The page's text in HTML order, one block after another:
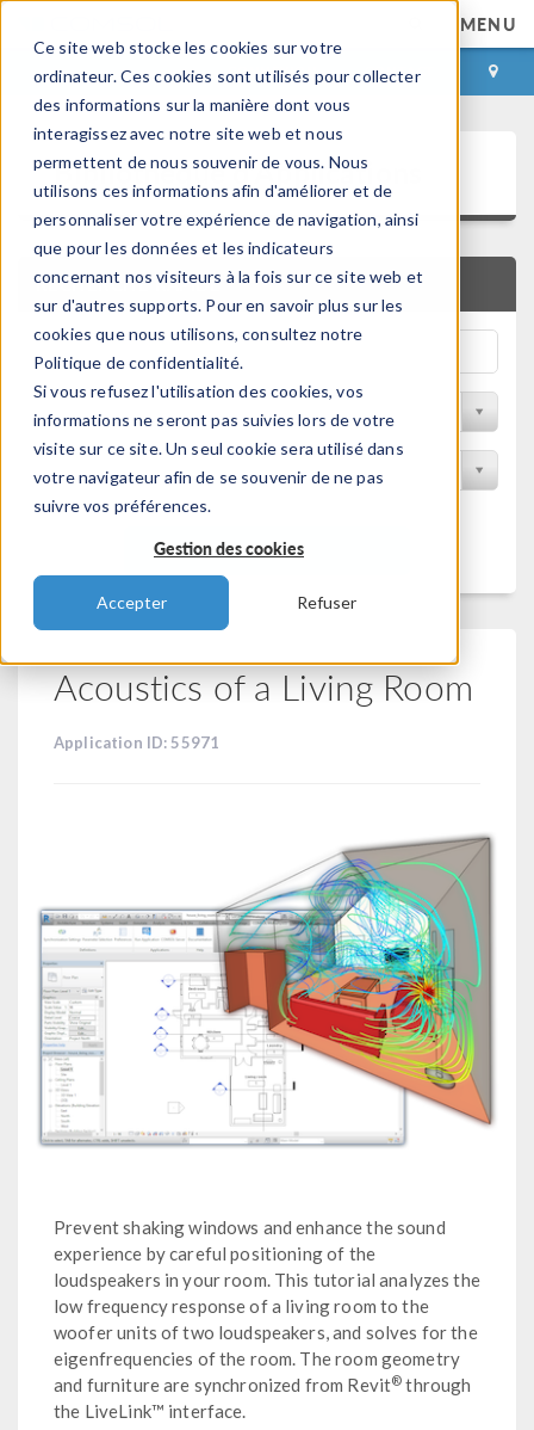
Ce site web stocke les cookies sur votre
ordinateur. Ces cookies sont utilisés pour collecter
des informations sur la manière dont vous
interagissez avec notre site web et nous
permettent de nous souvenir de vous. Nous
utilisons ces informations afin d'améliorer et de
personnaliser votre expérience de navigation, ainsi
que pour les données et les indicateurs
concernant nos visiteurs à la fois sur ce site web et
sur d'autres supports. Pour en savoir plus sur les
cookies que nous utilisons, consultez notre
Politique de confidentialité.
Si vous refusez l'utilisation des cookies, vos
informations ne seront pas suivies lors de votre
visite sur ce site. Un seul cookie sera utilisé dans
votre navigateur afin de se souvenir de ne pas
suivre vos préférences.
Gestion des cookies
Accepter Refuser
MENU
CONNEXION CONTACT
Bibliothèque d'Applications
RECHERCHE RAPIDE
Trier par Discipline
Filtrer par produit
Filtrer
Acoustics of a Living Room
Application ID: 55971
Prevent shaking windows and enhance the sound
experience by careful positioning of the
loudspeakers in your room. This tutorial analyzes the
low frequency response of a living room to the
woofer units of two loudspeakers, and solves for the
eigenfrequencies of the room. The room geometry
and furniture are synchronized from Revit® through
the LiveLink™ interface.